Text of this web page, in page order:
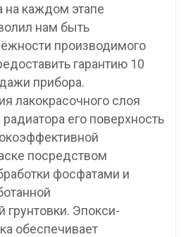
на каждом этапе
нам быть
производимого
гарантию 10
прибора.
лакокрасочного слоя
его поверхность
посредством
фосфатами и
грунтовки. Эпокси-
обеспечивает